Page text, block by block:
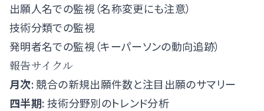
出願人名での監視（名称変更にも注意）
技術分類での監視
発明者名での監視（キーパーソンの動向追跡）
報告サイクル
月次: 競合の新規出願件数と注目出願のサマリー
四半期: 技術分野別のトレンド分析